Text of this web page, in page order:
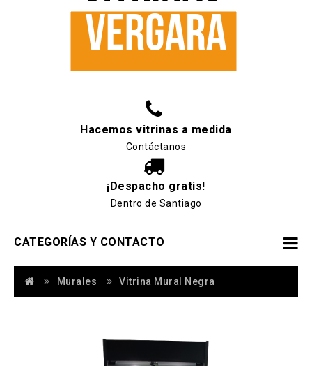
Hacemos vitrinas a medida
Contáctanos
¡Despacho gratis!
Dentro de Santiago
CATEGORÍAS Y CONTACTO
Murales Vitrina Mural Negra